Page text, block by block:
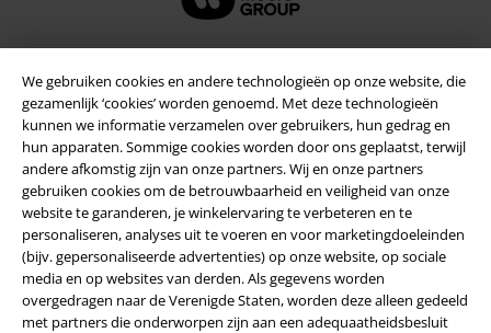
We gebruiken cookies en andere technologieën op onze website, die
gezamenlijk ‘cookies’ worden genoemd. Met deze technologieën
kunnen we informatie verzamelen over gebruikers, hun gedrag en
hun apparaten. Sommige cookies worden door ons geplaatst, terwijl
andere afkomstig zijn van onze partners. Wij en onze partners
gebruiken cookies om de betrouwbaarheid en veiligheid van onze
website te garanderen, je winkelervaring te verbeteren en te
personaliseren, analyses uit te voeren en voor marketingdoeleinden
(bijv. gepersonaliseerde advertenties) op onze website, op sociale
media en op websites van derden. Als gegevens worden
overgedragen naar de Verenigde Staten, worden deze alleen gedeeld
met partners die onderworpen zijn aan een adequaatheidsbesluit
Beveiliging